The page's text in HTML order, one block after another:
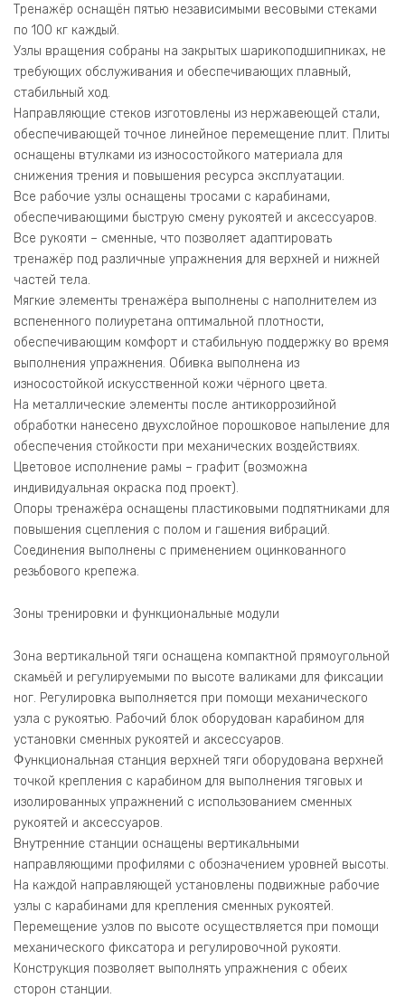
Тренажёр оснащён пятью независимыми весовыми стеками
по 100 кг каждый.
Узлы вращения собраны на закрытых шарикоподшипниках, не
требующих обслуживания и обеспечивающих плавный,
стабильный ход.
Направляющие стеков изготовлены из нержавеющей стали,
обеспечивающей точное линейное перемещение плит. Плиты
оснащены втулками из износостойкого материала для
снижения трения и повышения ресурса эксплуатации.
Все рабочие узлы оснащены тросами с карабинами,
обеспечивающими быструю смену рукоятей и аксессуаров.
Все рукояти – сменные, что позволяет адаптировать
тренажёр под различные упражнения для верхней и нижней
частей тела.
Мягкие элементы тренажёра выполнены с наполнителем из
вспененного полиуретана оптимальной плотности,
обеспечивающим комфорт и стабильную поддержку во время
выполнения упражнения. Обивка выполнена из
износостойкой искусственной кожи чёрного цвета.
На металлические элементы после антикоррозийной
обработки нанесено двухслойное порошковое напыление для
обеспечения стойкости при механических воздействиях.
Цветовое исполнение рамы – графит (возможна
индивидуальная окраска под проект).
Опоры тренажёра оснащены пластиковыми подпятниками для
повышения сцепления с полом и гашения вибраций.
Соединения выполнены с применением оцинкованного
резьбового крепежа.
Зоны тренировки и функциональные модули
Зона вертикальной тяги оснащена компактной прямоугольной
скамьёй и регулируемыми по высоте валиками для фиксации
ног. Регулировка выполняется при помощи механического
узла с рукоятью. Рабочий блок оборудован карабином для
установки сменных рукоятей и аксессуаров.
Функциональная станция верхней тяги оборудована верхней
точкой крепления с карабином для выполнения тяговых и
изолированных упражнений с использованием сменных
рукоятей и аксессуаров.
Внутренние станции оснащены вертикальными
направляющими профилями с обозначением уровней высоты.
На каждой направляющей установлены подвижные рабочие
узлы с карабинами для крепления сменных рукоятей.
Перемещение узлов по высоте осуществляется при помощи
механического фиксатора и регулировочной рукояти.
Конструкция позволяет выполнять упражнения с обеих
сторон станции.